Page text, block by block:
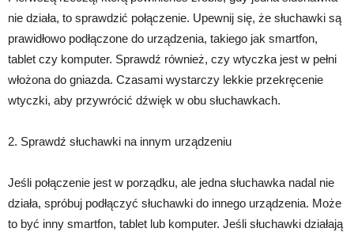
nie działa, to sprawdzić połączenie. Upewnij się, że słuchawki są
prawidłowo podłączone do urządzenia, takiego jak smartfon,
tablet czy komputer. Sprawdź również, czy wtyczka jest w pełni
włożona do gniazda. Czasami wystarczy lekkie przekręcenie
wtyczki, aby przywrócić dźwięk w obu słuchawkach.
2. Sprawdź słuchawki na innym urządzeniu
Jeśli połączenie jest w porządku, ale jedna słuchawka nadal nie
działa, spróbuj podłączyć słuchawki do innego urządzenia. Może
to być inny smartfon, tablet lub komputer. Jeśli słuchawki działają